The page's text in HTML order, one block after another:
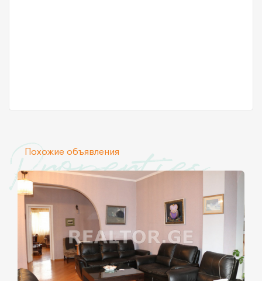
Properties
Похожие объявления